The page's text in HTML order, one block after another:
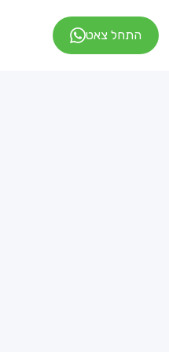
התחל צאט